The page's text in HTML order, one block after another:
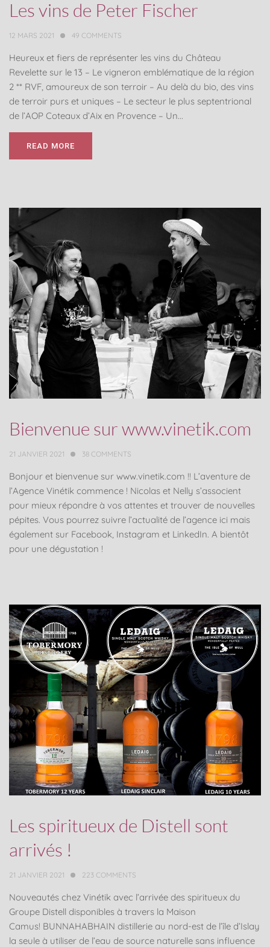
Les vins de Peter Fischer
12 MARS 2021 49 COMMENTS
Heureux et fiers de représenter les vins du Château
Revelette sur le 13 – Le vigneron emblématique de la région
2 ** RVF, amoureux de son terroir – Au delà du bio, des vins
de terroir purs et uniques – Le secteur le plus septentrional
de l’AOP Coteaux d’Aix en Provence – Un...
READ MORE
Bienvenue sur www.vinetik.com
21 JANVIER 2021 38 COMMENTS
Bonjour et bienvenue sur www.vinetik.com !! L’aventure de
l’Agence Vinétik commence ! Nicolas et Nelly s’associent
pour mieux répondre à vos attentes et trouver de nouvelles
pépites. Vous pourrez suivre l’actualité de l’agence ici mais
également sur Facebook, Instagram et LinkedIn. A bientôt
pour une dégustation !
Les spiritueux de Distell sont
arrivés !
21 JANVIER 2021 223 COMMENTS
Nouveautés chez Vinétik avec l’arrivée des spiritueux du
Groupe Distell disponibles à travers la Maison
Camus! BUNNAHABHAIN distillerie au nord-est de l’île d’Islay
la seule à utiliser de l’eau de source naturelle sans influence